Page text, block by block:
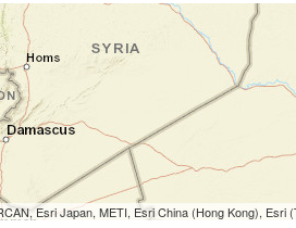
Esri Japan, METI, Esri China (Hong Kong), Esri